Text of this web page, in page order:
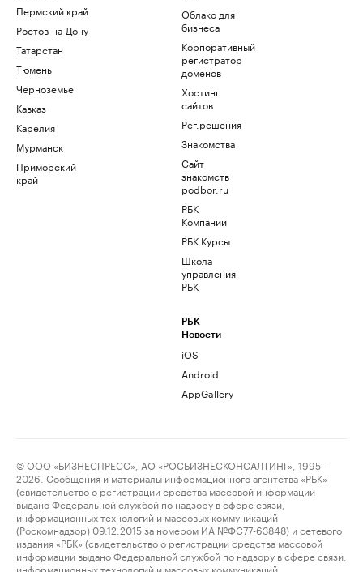
Пермский край
Ростов-на-Дону
Татарстан
Тюмень
Черноземье
Кавказ
Карелия
Мурманск
Приморский
край
Облако для
бизнеса
Корпоративный
регистратор
доменов
Хостинг
сайтов
Рег.решения
Знакомства
Сайт
знакомств
podbor.ru
РБК
Компании
РБК Курсы
Школа
управления
РБК
РБК
Новости
iOS
Android
AppGallery
© ООО «БИЗНЕСПРЕСС», АО «РОСБИЗНЕСКОНСАЛТИНГ», 1995–
2026. Сообщения и материалы информационного агентства «РБК»
(свидетельство о регистрации средства массовой информации
выдано Федеральной службой по надзору в сфере связи,
информационных технологий и массовых коммуникаций
(Роскомнадзор) 09.12.2015 за номером ИА №ФС77-63848) и сетевого
издания «РБК» (свидетельство о регистрации средства массовой
информации выдано Федеральной службой по надзору в сфере связи,
информационных технологий и массовых коммуникаций